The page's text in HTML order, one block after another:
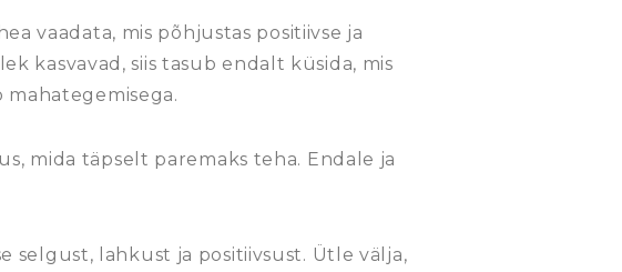
vaadata, mis põhjustas positiivse ja
kasvavad, siis tasub endalt küsida, mis
mida täpselt paremaks teha. Endale ja
selgust, lahkust ja positiivsust. Ütle välja,